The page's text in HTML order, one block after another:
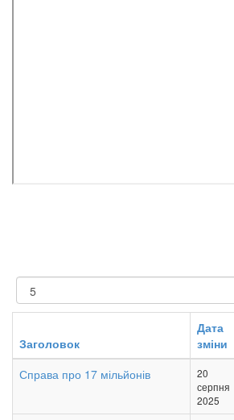
Показувати
Заголовок
Дата
зміни
Справа про 17 мільйонів
20
серпня
2025